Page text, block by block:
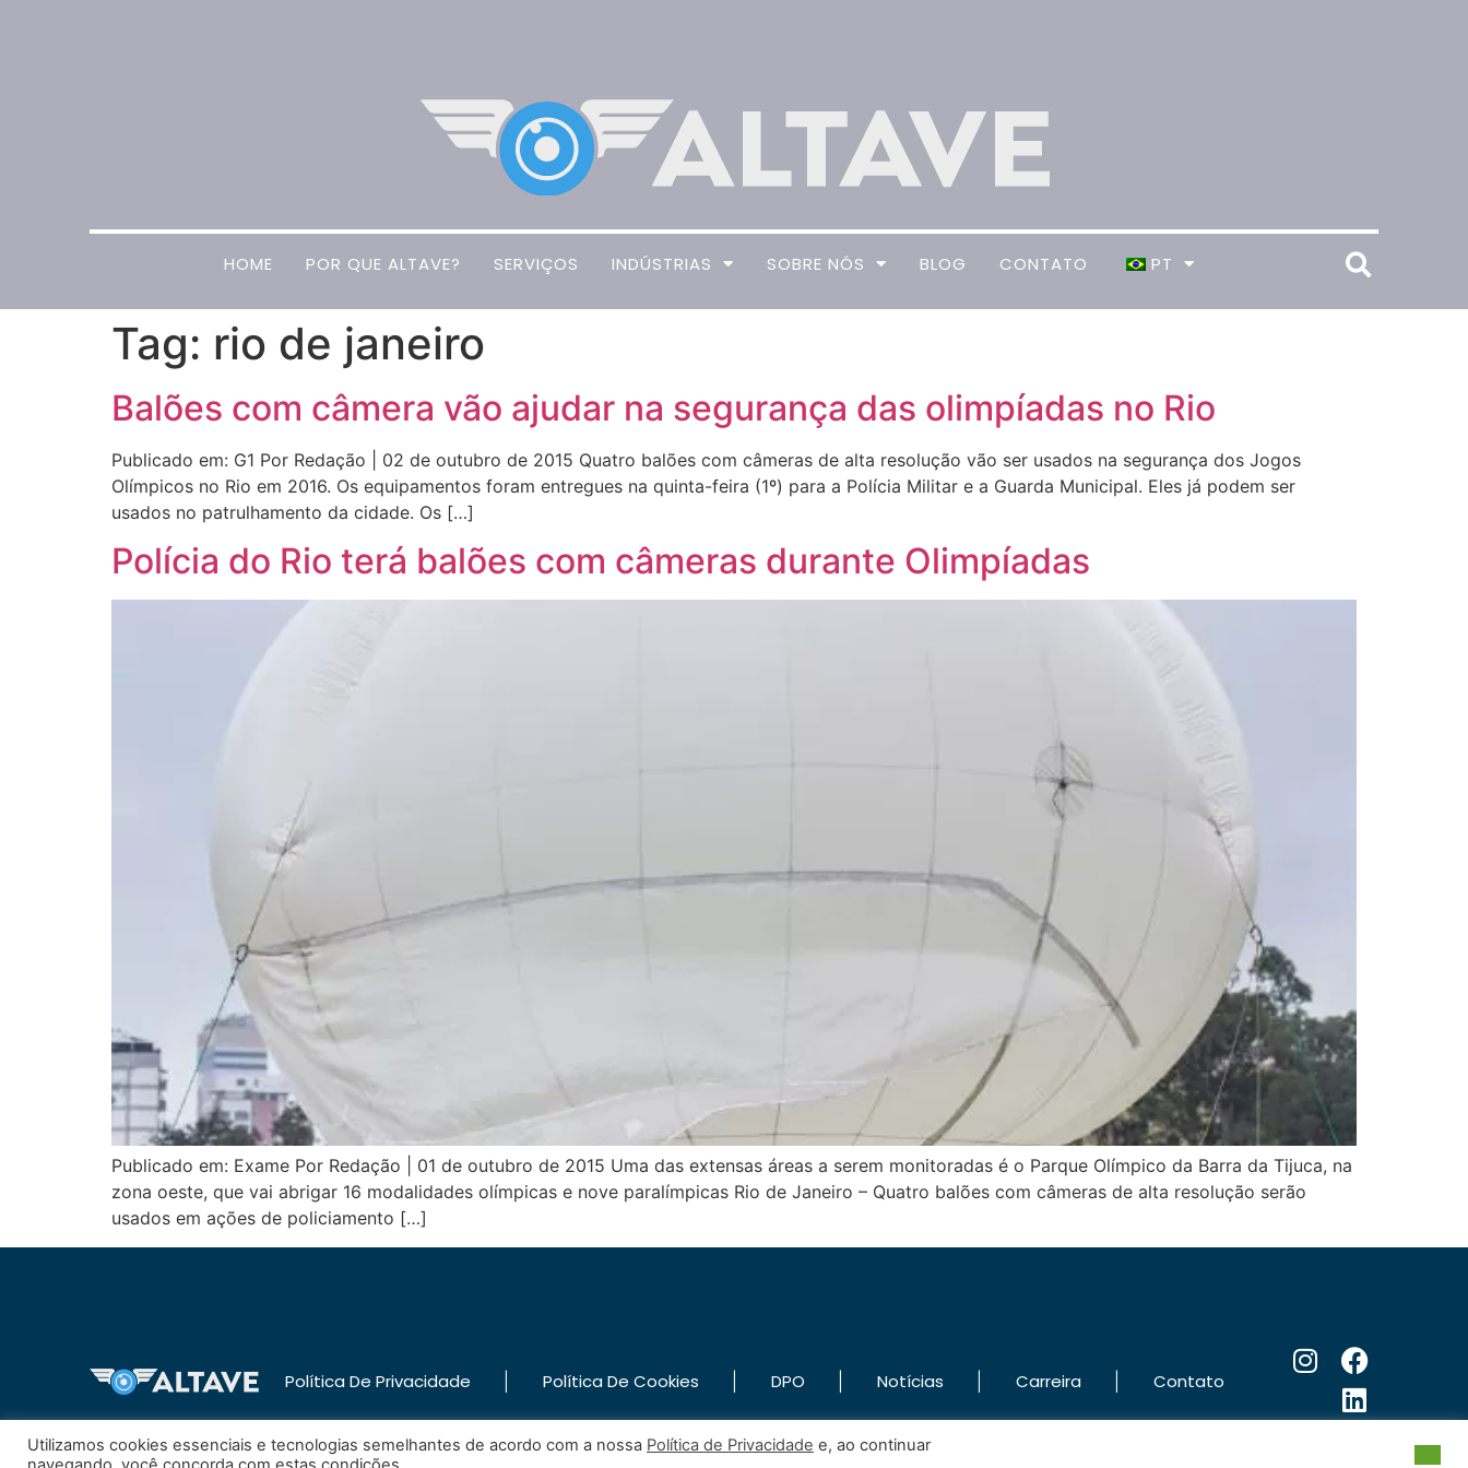
HOME POR QUE ALTAVE? SERVIÇOS INDÚSTRIAS SOBRE NÓS BLOG CONTATO PT
Tag: rio de janeiro
Balões com câmera vão ajudar na segurança das olimpíadas no Rio
Publicado em: G1 Por Redação | 02 de outubro de 2015 Quatro balões com câmeras de alta resolução vão ser usados na segurança dos Jogos
Olímpicos no Rio em 2016. Os equipamentos foram entregues na quinta-feira (1º) para a Polícia Militar e a Guarda Municipal. Eles já podem ser
usados no patrulhamento da cidade. Os […]
Polícia do Rio terá balões com câmeras durante Olimpíadas
Publicado em: Exame Por Redação | 01 de outubro de 2015 Uma das extensas áreas a serem monitoradas é o Parque Olímpico da Barra da Tijuca, na
zona oeste, que vai abrigar 16 modalidades olímpicas e nove paralímpicas Rio de Janeiro – Quatro balões com câmeras de alta resolução serão
usados em ações de policiamento […]
Política De Privacidade | Política De Cookies | DPO | Notícias | Carreira | Contato
Utilizamos cookies essenciais e tecnologias semelhantes de acordo com a nossa Política de Privacidade e, ao continuar